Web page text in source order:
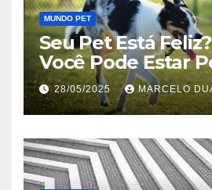
MUNDO PET
Seu Pet Está
Você Pode Estar
28/05/2025 MARCELO